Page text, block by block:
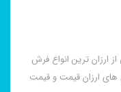
طرح ۷۰۰ ) ورژن یکی از ارزان ترین انواع فرش
ارزان قیمت و قیمت